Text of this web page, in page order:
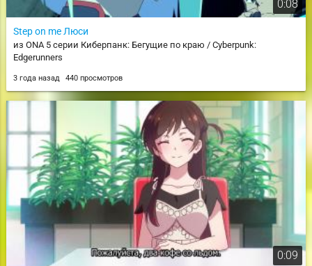
0:08
Step on me Люси
из ONA 5 серии Киберпанк: Бегущие по краю / Cyberpunk:
Edgerunners
3 года назад 440 просмотров
0:09